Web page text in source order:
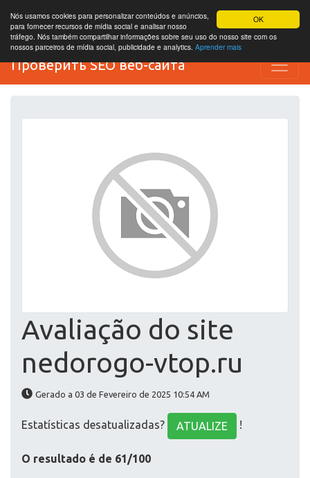
OK
Nós usamos cookies para personalizar conteúdos e anúncios,
para fornecer recursos de mídia social e analisar nosso
tráfego. Nós também compartilhar informações sobre seu uso do nosso site com os
nossos parceiros de mídia social, publicidade e analytics. Aprender mais
Проверить SEO веб-сайта
Avaliação do site
nedorogo-vtop.ru
Gerado a 03 de Fevereiro de 2025 10:54 AM
Estatísticas desatualizadas? ATUALIZE !
O resultado é de 61/100